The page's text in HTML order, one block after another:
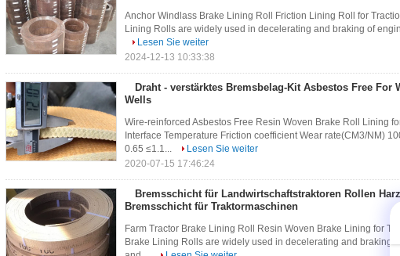
Anchor Windlass Brake Lining Roll Friction Lining Roll for
Lining Rolls are widely used in decelerating and braking of
Lesen Sie weiter
2024-12-13 10:33:38
Draht - verstärktes Bremsbelag-Kit Asbestos Free For
Wells
Wire-reinforced Asbestos Free Resin Woven Brake Roll Lining
Interface Temperature Friction coefficient Wear rate(CM3/NM)
0.65 ≤1.1...
Lesen Sie weiter
2020-07-15 17:46:24
Bremsschicht für Landwirtschaftstraktoren Rollen
Bremsschicht für Traktormaschinen
Farm Tractor Brake Lining Roll Resin Woven Brake Lining for
Brake Lining Rolls are widely used in decelerating and braking